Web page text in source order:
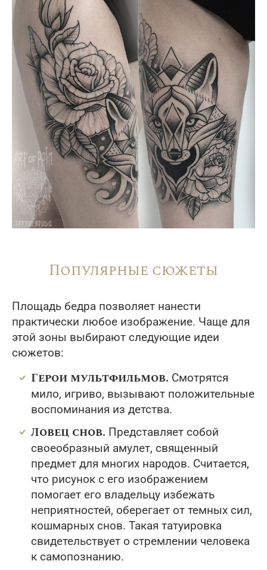
Популярные сюжеты
Площадь бедра позволяет нанести
практически любое изображение. Чаще для
этой зоны выбирают следующие идеи
сюжетов:
Герои мультфильмов. Смотрятся
мило, игриво, вызывают положительные
воспоминания из детства.
Ловец снов. Представляет собой
своеобразный амулет, священный
предмет для многих народов. Считается,
что рисунок с его изображением
помогает его владельцу избежать
неприятностей, оберегает от темных сил,
кошмарных снов. Такая татуировка
свидетельствует о стремлении человека
к самопознанию.